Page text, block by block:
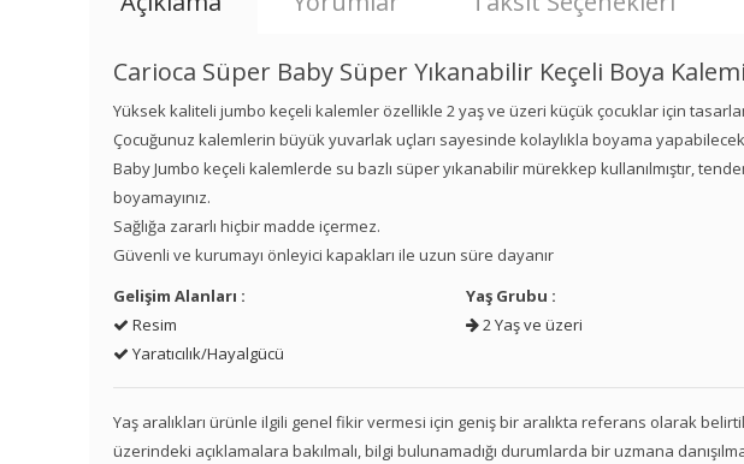
Carioca Süper Baby Süper Yıkanabilir Keçeli Boya
Yüksek kaliteli jumbo keçeli kalemler özellikle 2 yaş ve üzeri küçük çocuklar için
Çocuğunuz kalemlerin büyük yuvarlak uçları sayesinde kolaylıkla boyama
Baby Jumbo keçeli kalemlerde su bazlı süper yıkanabilir mürekkep kullanılmıştır,
boyamayınız.
Sağlığa zararlı hiçbir madde içermez.
Güvenli ve kurumayı önleyici kapakları ile uzun süre dayanır
Gelişim Alanları :
Resim
Yaratıcılık/Hayalgücü
Yaş Grubu :
2 Yaş ve üzeri
Yaş aralıkları ürünle ilgili genel fikir vermesi için geniş bir aralıkta referans olarak
üzerindeki açıklamalara bakılmalı, bilgi bulunamadığı durumlarda bir uzmana